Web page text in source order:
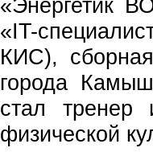
«Энергетик
«IT-
КИС),
города
стал тренер
физической